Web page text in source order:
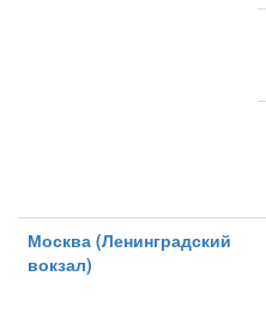
Москва (Ленинградский
вокзал)